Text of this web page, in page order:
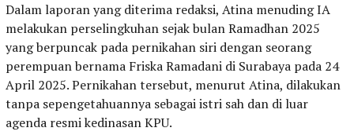
Dalam laporan yang diterima redaksi, Atina menuding IA
melakukan perselingkuhan sejak bulan Ramadhan 2025
yang berpuncak pada pernikahan siri dengan seorang
perempuan bernama Friska Ramadani di Surabaya pada 24
April 2025. Pernikahan tersebut, menurut Atina, dilakukan
tanpa sepengetahuannya sebagai istri sah dan di luar
agenda resmi kedinasan KPU.